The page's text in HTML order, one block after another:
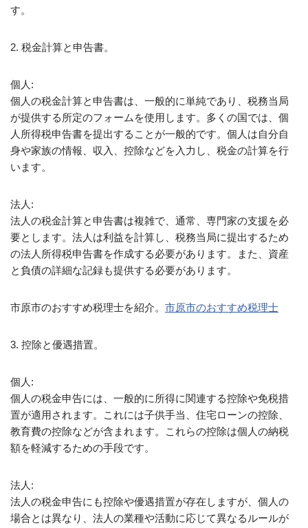
す。
2. 税金計算と申告書。
個人:
個人の税金計算と申告書は、一般的に単純であり、税務当局
が提供する所定のフォームを使用します。多くの国では、個
人所得税申告書を提出することが一般的です。個人は自分自
身や家族の情報、収入、控除などを入力し、税金の計算を行
います。
法人:
法人の税金計算と申告書は複雑で、通常、専門家の支援を必
要とします。法人は利益を計算し、税務当局に提出するため
の法人所得税申告書を作成する必要があります。また、資産
と負債の詳細な記録も提供する必要があります。
市原市のおすすめ税理士を紹介。 市原市のおすすめ税理士
3. 控除と優遇措置。
個人:
個人の税金申告には、一般的に所得に関連する控除や免税措
置が適用されます。これには子供手当、住宅ローンの控除、
教育費の控除などが含まれます。これらの控除は個人の納税
額を軽減するための手段です。
法人:
法人の税金申告にも控除や優遇措置が存在しますが、個人の
場合とは異なり、法人の業種や活動に応じて異なるルールが